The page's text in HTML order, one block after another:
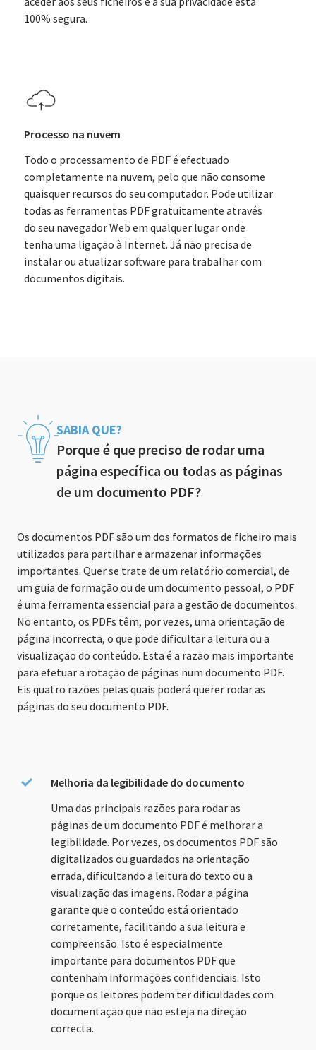
100% segura.
Processo na nuvem
Todo o processamento de PDF é efectuado
completamente na nuvem, pelo que não consome
quaisquer recursos do seu computador. Pode utilizar
todas as ferramentas PDF gratuitamente através
do seu navegador Web em qualquer lugar onde
tenha uma ligação à Internet. Já não precisa de
instalar ou atualizar software para trabalhar com
documentos digitais.
SABIA QUE?
Porque é que preciso de rodar uma
página específica ou todas as páginas
de um documento PDF?
Os documentos PDF são um dos formatos de ficheiro mais
utilizados para partilhar e armazenar informações
importantes. Quer se trate de um relatório comercial, de
um guia de formação ou de um documento pessoal, o PDF
é uma ferramenta essencial para a gestão de documentos.
No entanto, os PDFs têm, por vezes, uma orientação de
página incorrecta, o que pode dificultar a leitura ou a
visualização do conteúdo. Esta é a razão mais importante
para efetuar a rotação de páginas num documento PDF.
Eis quatro razões pelas quais poderá querer rodar as
páginas do seu documento PDF.
Melhoria da legibilidade do documento
Uma das principais razões para rodar as
páginas de um documento PDF é melhorar a
legibilidade. Por vezes, os documentos PDF são
digitalizados ou guardados na orientação
errada, dificultando a leitura do texto ou a
visualização das imagens. Rodar a página
garante que o conteúdo está orientado
corretamente, facilitando a sua leitura e
compreensão. Isto é especialmente
importante para documentos PDF que
contenham informações confidenciais. Isto
porque os leitores podem ter dificuldades com
documentação que não esteja na direção
correcta.